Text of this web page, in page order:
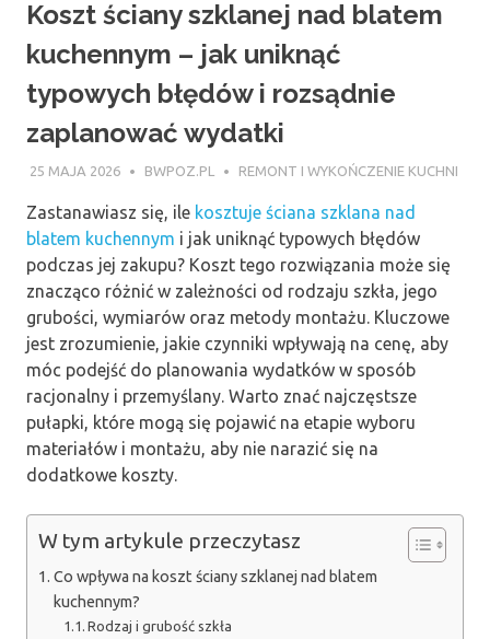
Koszt ściany szklanej nad blatem
kuchennym – jak uniknąć
typowych błędów i rozsądnie
zaplanować wydatki
25 MAJA 2026 BWPOZ.PL REMONT I WYKOŃCZENIE KUCHNI
Zastanawiasz się, ile kosztuje ściana szklana nad
blatem kuchennym i jak uniknąć typowych błędów
podczas jej zakupu? Koszt tego rozwiązania może się
znacząco różnić w zależności od rodzaju szkła, jego
grubości, wymiarów oraz metody montażu. Kluczowe
jest zrozumienie, jakie czynniki wpływają na cenę, aby
móc podejść do planowania wydatków w sposób
racjonalny i przemyślany. Warto znać najczęstsze
pułapki, które mogą się pojawić na etapie wyboru
materiałów i montażu, aby nie narazić się na
dodatkowe koszty.
W tym artykule przeczytasz
Co wpływa na koszt ściany szklanej nad blatem
kuchennym?
Rodzaj i grubość szkła